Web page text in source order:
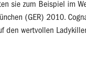
sie zum Beispiel im
(GER) 2010.
den wertvollen